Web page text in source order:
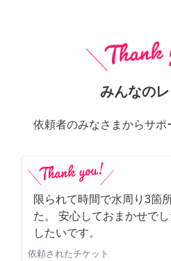
みんなの
依頼者のみなさまからサ
限られて時間で水周り3箇
た。 安心しておまかせで
したいです。
依頼されたチケット